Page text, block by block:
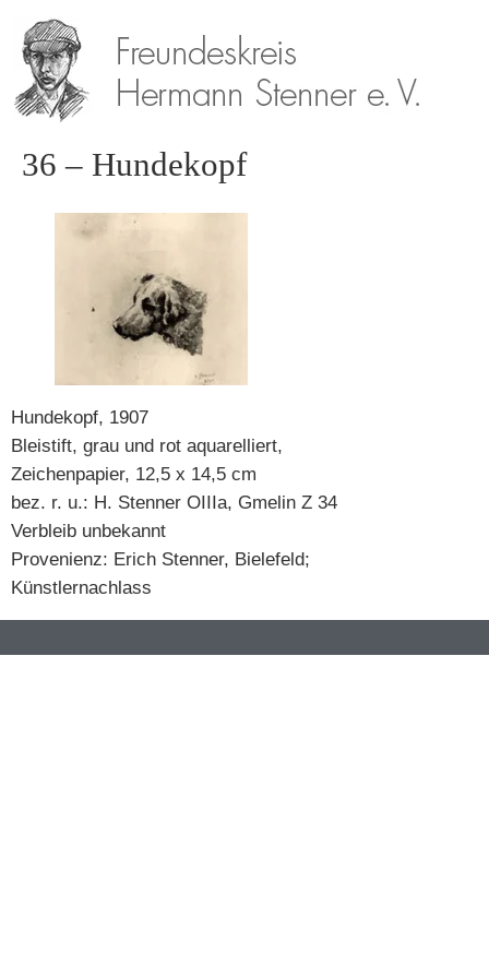
36 – Hundekopf
Hundekopf, 1907
Bleistift, grau und rot aquarelliert,
Zeichenpapier, 12,5 x 14,5 cm
bez. r. u.: H. Stenner OIIIa, Gmelin Z 34
Verbleib unbekannt
Provenienz: Erich Stenner, Bielefeld;
Künstlernachlass